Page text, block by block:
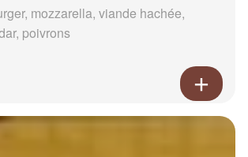
mozzarella, viande hachée,
poivrons